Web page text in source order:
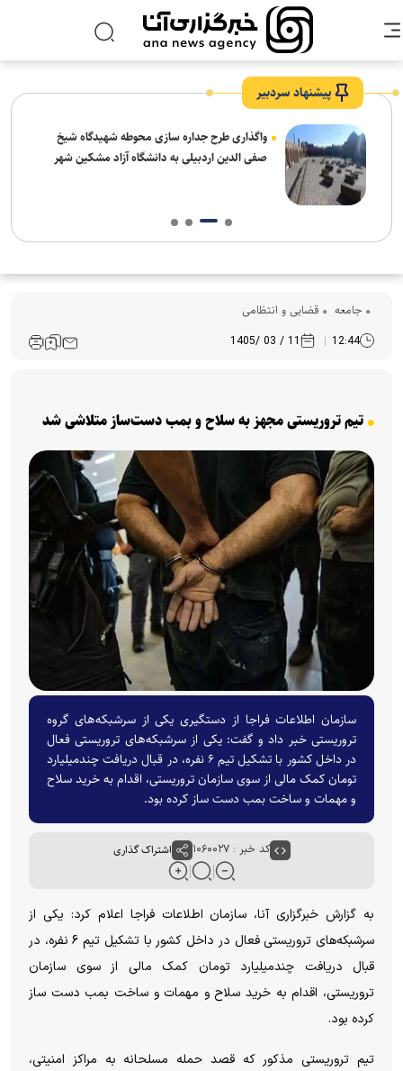
پیشنهاد سردبیر
واگذاری طرح جداره سازی محوطه شهیدگاه شیخ
صفی الدین اردبیلی به دانشگاه آزاد مشکین شهر
جامعه قضایی و انتظامی
12:44
11 / 03 /1405
تیم تروریستی مجهز به سلاح و بمب دست‌ساز متلاشی شد
سازمان اطلاعات فراجا از دستگیری یکی از سرشبکه‌های گروه
تروریستی خبر داد و گفت: یکی از سرشبکه‌های تروریستی فعال
در داخل کشور با تشکیل تیم ۶ نفره، در قبال دریافت چندمیلیارد
تومان کمک مالی از سوی سازمان تروریستی، اقدام به خرید سلاح
و مهمات و ساخت بمب دست ساز کرده بود.
کد خبر : ۱۰۶۰۰۲۷ اشتراک گذاری
به گزارش خبرگزاری آنا، سازمان اطلاعات فراجا اعلام کرد: یکی از
سرشبکه‌های تروریستی فعال در داخل کشور با تشکیل تیم ۶ نفره، در
قبال دریافت چندمیلیارد تومان کمک مالی از سوی سازمان
تروریستی، اقدام به خرید سلاح و مهمات و ساخت بمب دست ساز
کرده بود.
تیم تروریستی مذکور که قصد حمله مسلحانه به مراکز امنیتی،